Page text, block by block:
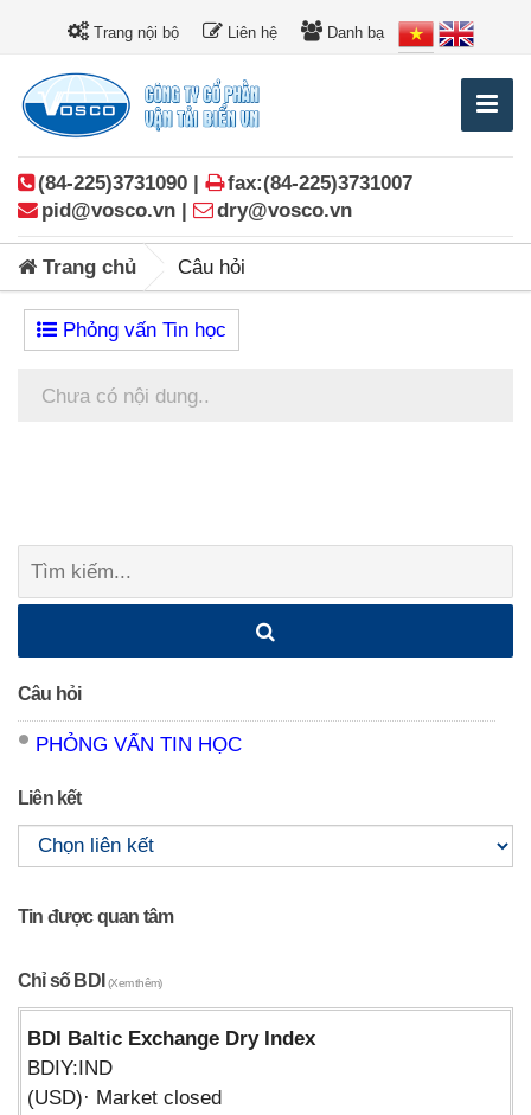
Trang nội bộ Liên hệ Danh bạ
(84-225)3731090 |
fax:(84-225)3731007
pid@vosco.vn |
dry@vosco.vn
Trang chủ Câu hỏi
Phỏng vấn Tin học
Chưa có nội dung..
navigation
Tìm
kiếm:
Câu hỏi
PHỎNG VẤN TIN HỌC
Liên kết
Tin được quan tâm
Chỉ số BDI(Xem thêm)
BDI Baltic Exchange Dry Index
BDIY:IND
(USD)· Market closed